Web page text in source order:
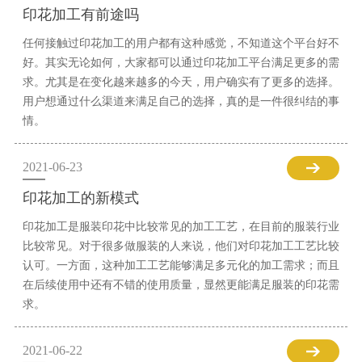
印花加工有前途吗
任何接触过印花加工的用户都有这种感觉，不知道这个平台好不
好。其实无论如何，大家都可以通过印花加工平台满足更多的需
求。尤其是在变化越来越多的今天，用户确实有了更多的选择。
用户想通过什么渠道来满足自己的选择，真的是一件很纠结的事
情。
2021-06-23
印花加工的新模式
印花加工是服装印花中比较常见的加工工艺，在目前的服装行业
比较常见。对于很多做服装的人来说，他们对印花加工工艺比较
认可。一方面，这种加工工艺能够满足多元化的加工需求；而且
在后续使用中还有不错的使用质量，显然更能满足服装的印花需
求。
2021-06-22